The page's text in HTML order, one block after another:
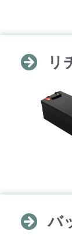
リ
バ